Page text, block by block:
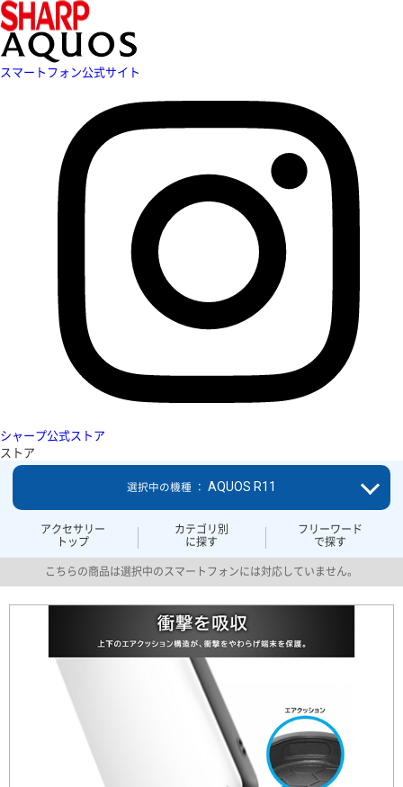
スマートフォン公式サイト
シャープ公式ストア
ストア
アクセサリー
トップ
カテゴリ別
に探す
フリーワード
で探す
選択中の機種 ： AQUOS R11
こちらの商品は選択中のスマートフォンには対応していません。